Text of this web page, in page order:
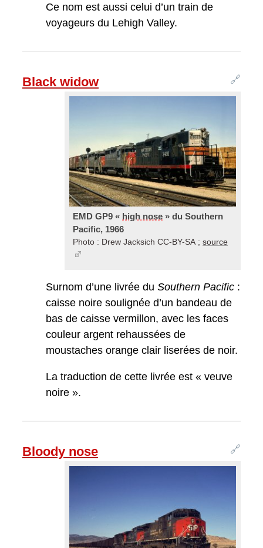
Ce nom est aussi celui d’un train de
voyageurs du Lehigh Valley.
🔗
Black widow
EMD GP9 « high nose » du Southern
Pacific, 1966
Photo : Drew Jacksich CC-BY-SA ; source
Surnom d’une livrée du Southern Pacific :
caisse noire soulignée d’un bandeau de
bas de caisse vermillon, avec les faces
couleur argent rehaussées de
moustaches orange clair liserées de noir.
La traduction de cette livrée est « veuve
noire ».
🔗
Bloody nose